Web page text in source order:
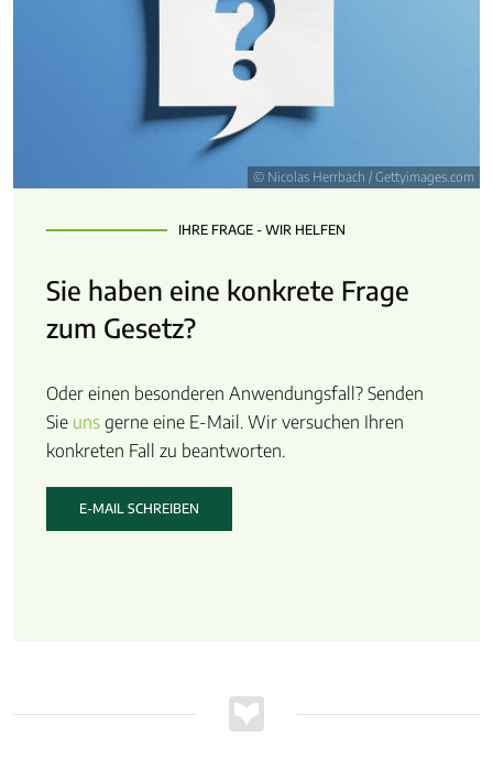
© Nicolas Herrbach / Gettyimages.com
IHRE FRAGE - WIR HELFEN
Sie haben eine konkrete Frage
zum Gesetz?
Oder einen besonderen Anwendungsfall? Senden
Sie uns gerne eine E-Mail. Wir versuchen Ihren
konkreten Fall zu beantworten.
E-MAIL SCHREIBEN